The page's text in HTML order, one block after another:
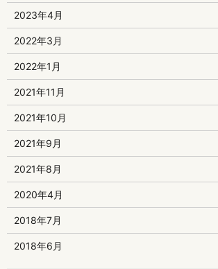
2023年4月
2022年3月
2022年1月
2021年11月
2021年10月
2021年9月
2021年8月
2020年4月
2018年7月
2018年6月